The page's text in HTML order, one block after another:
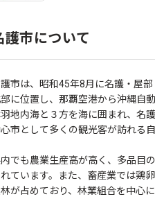
護市について
市は、昭和45年8月に名護・屋
に位置し、那覇空港から沖縄自
羽地内海と３方を海に囲まれ、名
市として多くの観光客が訪れる
でも農業生産高が高く、多品目
れています。また、畜産業では鶏
が占めており、林業組合を中心